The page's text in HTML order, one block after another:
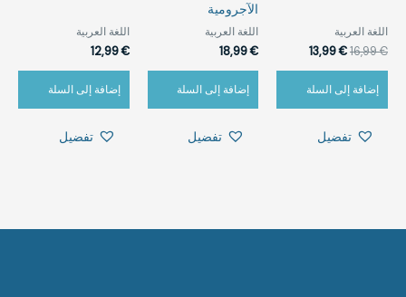
اللغة العربية
16,99€
13,99€
إضافة إلى السلة
تفضيل
الآجرومية
اللغة العربية
18,99€
إضافة إلى السلة
تفضيل
اللغة العربية
12,99€
إضافة إلى السلة
تفضيل